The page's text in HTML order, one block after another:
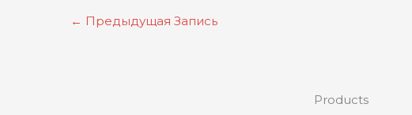
← Предыдущая Запись
Products